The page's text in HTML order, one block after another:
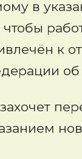
в
чтобы
к